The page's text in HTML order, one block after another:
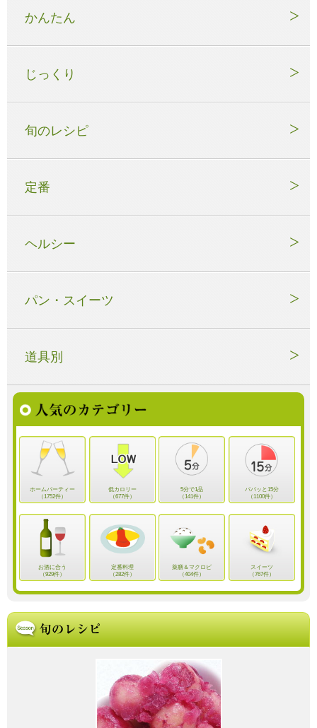
かんたん
じっくり
旬のレシピ
定番
ヘルシー
パン・スイーツ
道具別
ホームパーティー
（1752件）
低カロリー
（677件）
5分で1品
（141件）
パパッと15分
（1100件）
お酒に合う
（929件）
定番料理
（282件）
薬膳＆マクロビ
（404件）
スイーツ
（767件）